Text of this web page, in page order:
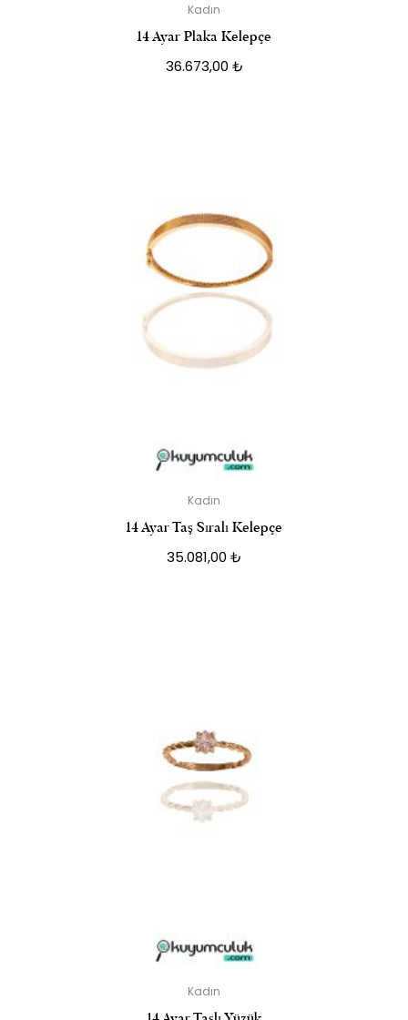
Kadın
14 Ayar Plaka Kelepçe
36.673,00 ₺
Kadın
14 Ayar Taş Sıralı Kelepçe
35.081,00 ₺
Kadın